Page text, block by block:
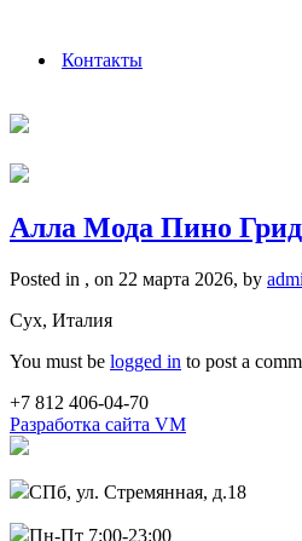
Контакты
Алла Мода Пино
Posted in , on 22 марта 2026, by
Сух, Италия
You must be logged in to post a
+7 812 406-04-70
Разработка сайта VM
СПб, ул. Стремянная, д.18
Пн-Пт 7:00-23:00